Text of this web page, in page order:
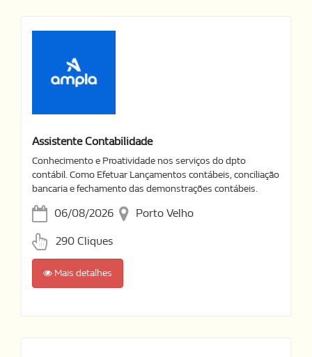
Assistente Contabilidade
Conhecimento e Proatividade nos serviços do dpto
contábil. Como Efetuar Lançamentos contábeis, conciliação
bancaria e fechamento das demonstrações contábeis.
06/08/2026 Porto Velho
290 Cliques
Mais detalhes